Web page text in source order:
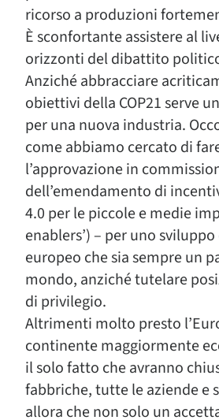
ricorso a produzioni
È sconfortante assistere al
orizzonti del dibattito
Anziché abbracciare
obiettivi della COP21 serve
per una nuova industria.
come abbiamo cercato di
l’approvazione in
dell’emendamento di
4.0 per le piccole e medie
enablers’) – per uno
europeo che sia sempre un
mondo, anziché tutelare
di privilegio.
Altrimenti molto presto
continente maggiormente
il solo fatto che avranno
fabbriche, tutte le aziende e
allora che non solo un